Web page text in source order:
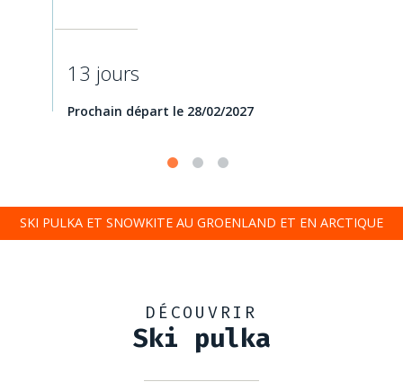
13 jours
Prochain départ le 28/02/2027
SKI PULKA ET SNOWKITE AU GROENLAND ET EN ARCTIQUE
DÉCOUVRIR
Ski pulka